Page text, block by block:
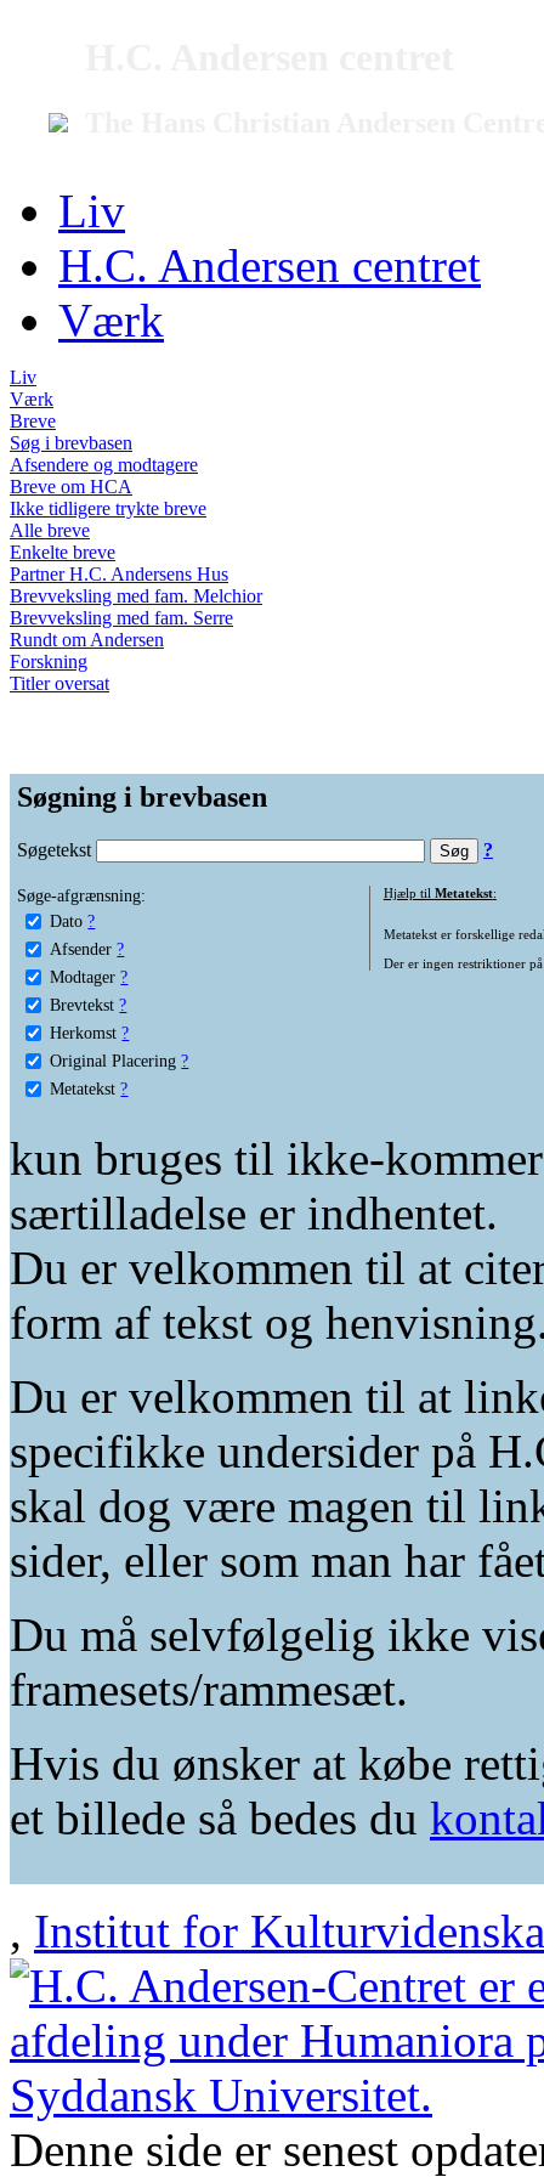
Liv
H.C. Andersen centret
Værk
Liv
Værk
Breve
Søg i brevbasen
Afsendere og modtagere
Breve om HCA
Ikke tidligere trykte breve
Alle breve
Enkelte breve
Partner H.C. Andersens Hus
Brevveksling med fam. Melchior
Brevveksling med fam. Serre
Rundt om Andersen
Forskning
Titler oversat
Søgning i brevbasen
Søgetekst ?
Søge-afgrænsning:
Dato ?
Afsender ?
Modtager ?
Brevtekst ?
Herkomst ?
Original Placering ?
Metatekst ?
Hjælp til Metatekst:
Metatekst er forskellige
Der er ingen restriktioner
kun bruges til ikke-
særtilladelse er indhentet.
Du er velkommen til at
form af tekst og
Du er velkommen til at
specifikke undersider på
skal dog være magen til
sider, eller som man har
Du må selvfølgelig ikke
framesets/rammesæt.
Hvis du ønsker at købe
et billede så bedes du
, Institut for
Denne side er senest